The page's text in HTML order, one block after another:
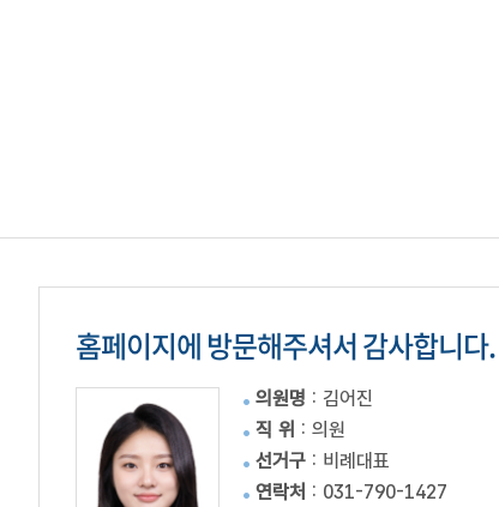
홈페이지에 방문해주셔서 감사합니다.
의원명 : 김어진
직 위 : 의원
선거구 : 비례대표
연락처 : 031-790-1427